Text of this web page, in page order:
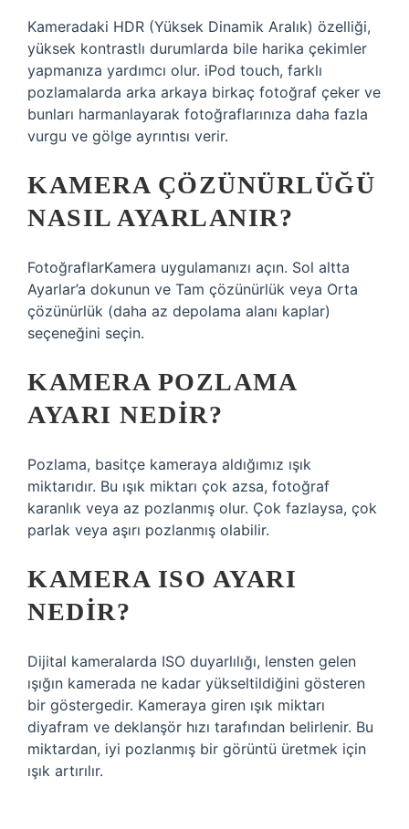
Kameradaki HDR (Yüksek Dinamik Aralık) özelliği,
yüksek kontrastlı durumlarda bile harika çekimler
yapmanıza yardımcı olur. iPod touch, farklı
pozlamalarda arka arkaya birkaç fotoğraf çeker ve
bunları harmanlayarak fotoğraflarınıza daha fazla
vurgu ve gölge ayrıntısı verir.
KAMERA ÇÖZÜNÜRLÜĞÜ
NASIL AYARLANIR?
FotoğraflarKamera uygulamanızı açın. Sol altta
Ayarlar’a dokunun ve Tam çözünürlük veya Orta
çözünürlük (daha az depolama alanı kaplar)
seçeneğini seçin.
KAMERA POZLAMA
AYARI NEDIR?
Pozlama, basitçe kameraya aldığımız ışık
miktarıdır. Bu ışık miktarı çok azsa, fotoğraf
karanlık veya az pozlanmış olur. Çok fazlaysa, çok
parlak veya aşırı pozlanmış olabilir.
KAMERA ISO AYARI
NEDIR?
Dijital kameralarda ISO duyarlılığı, lensten gelen
ışığın kamerada ne kadar yükseltildiğini gösteren
bir göstergedir. Kameraya giren ışık miktarı
diyafram ve deklanşör hızı tarafından belirlenir. Bu
miktardan, iyi pozlanmış bir görüntü üretmek için
ışık artırılır.